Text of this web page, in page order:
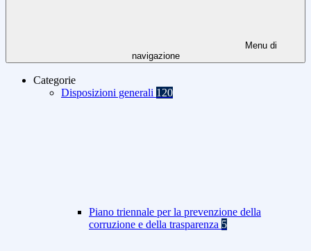
Menu di
navigazione
Categorie
Disposizioni generali 120
Piano triennale per la prevenzione della
corruzione e della trasparenza 5